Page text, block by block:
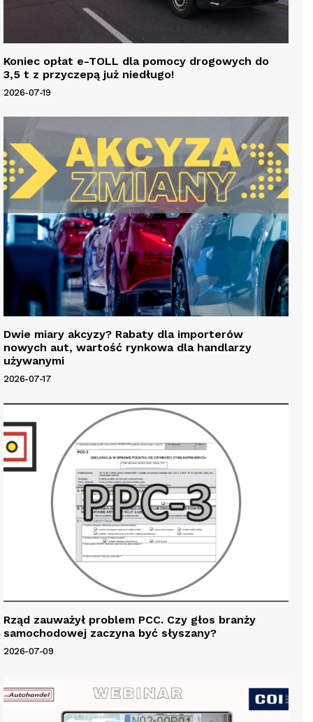
Koniec opłat e-TOLL dla pomocy drogowych do
3,5 t z przyczepą już niedługo!
2026-07-19
Dwie miary akcyzy? Rabaty dla importerów
nowych aut, wartość rynkowa dla handlarzy
używanymi
2026-07-17
Rząd zauważył problem PCC. Czy głos branży
samochodowej zaczyna być słyszany?
2026-07-09